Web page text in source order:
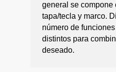
general se compone
tapa/tecla y marco.
número de
distintos para
deseado.